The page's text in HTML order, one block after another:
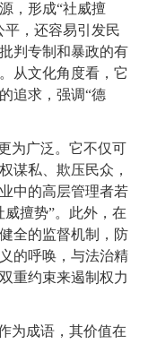
，形成“社威擅
平，还容易引发民
判专制和暴政的有
从文化角度看，它
追求，强调“德
为广泛。它不仅可
谋私、欺压民众，
中的高层管理者若
擅势”。此外，在
全的监督机制，防
的呼唤，与法治精
重约束来遏制权力
为成语，其价值在